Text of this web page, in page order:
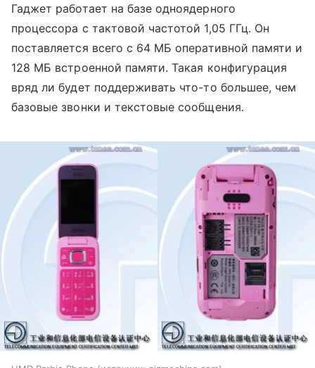
Гаджет работает на базе одноядерного
процессора с тактовой частотой 1,05 ГГц. Он
поставляется всего с 64 МБ оперативной памяти и
128 МБ встроенной памяти. Такая конфигурация
вряд ли будет поддерживать что-то большее, чем
базовые звонки и текстовые сообщения.